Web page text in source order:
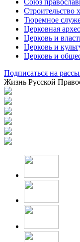
Строительство
Тюремное
Церковная
Церковь и
Церковь и
Церковь и
Подписаться на
Жизнь Русской